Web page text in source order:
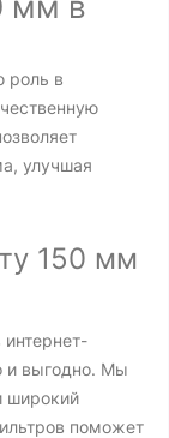
роль в
улучшая
150 мм
и выгодно. Мы
широкий
поможет